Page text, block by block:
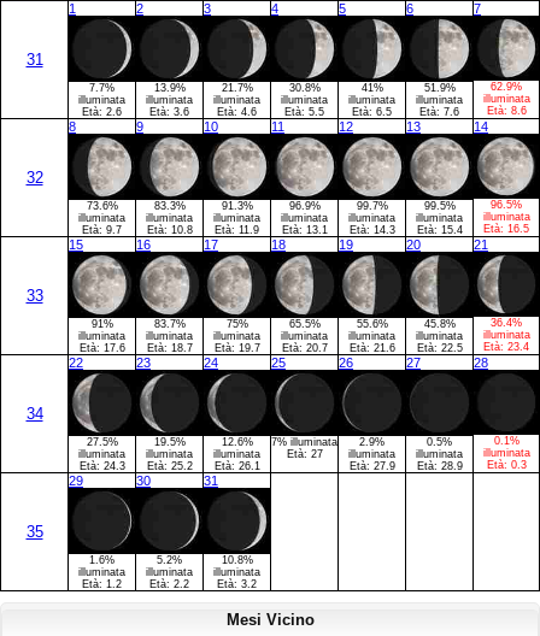
31
1
7.7%
illuminata
Età: 2.6
2
13.9%
illuminata
Età: 3.6
3
21.7%
illuminata
Età: 4.6
4
30.8%
illuminata
Età: 5.5
5
41%
illuminata
Età: 6.5
6
51.9%
illuminata
Età: 7.6
7
62.9%
illuminata
Età: 8.6
32
8
73.6%
illuminata
Età: 9.7
9
83.3%
illuminata
Età: 10.8
10
91.3%
illuminata
Età: 11.9
11
96.9%
illuminata
Età: 13.1
12
99.7%
illuminata
Età: 14.3
13
99.5%
illuminata
Età: 15.4
14
96.5%
illuminata
Età: 16.5
33
15
91%
illuminata
Età: 17.6
16
83.7%
illuminata
Età: 18.7
17
75%
illuminata
Età: 19.7
18
65.5%
illuminata
Età: 20.7
19
55.6%
illuminata
Età: 21.6
20
45.8%
illuminata
Età: 22.5
21
36.4%
illuminata
Età: 23.4
34
22
27.5%
illuminata
Età: 24.3
23
19.5%
illuminata
Età: 25.2
24
12.6%
illuminata
Età: 26.1
25
7% illuminata
Età: 27
26
2.9%
illuminata
Età: 27.9
27
0.5%
illuminata
Età: 28.9
28
0.1%
illuminata
Età: 0.3
35
29
1.6%
illuminata
Età: 1.2
30
5.2%
illuminata
Età: 2.2
31
10.8%
illuminata
Età: 3.2
Mesi Vicino